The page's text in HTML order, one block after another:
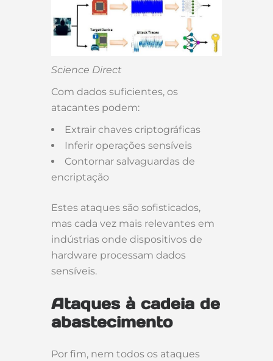
Science Direct
Com dados suficientes, os
atacantes podem:
Extrair chaves criptográficas
Inferir operações sensíveis
Contornar salvaguardas de
encriptação
Estes ataques são sofisticados,
mas cada vez mais relevantes em
indústrias onde dispositivos de
hardware processam dados
sensíveis.
Ataques à cadeia de
abastecimento
Por fim, nem todos os ataques